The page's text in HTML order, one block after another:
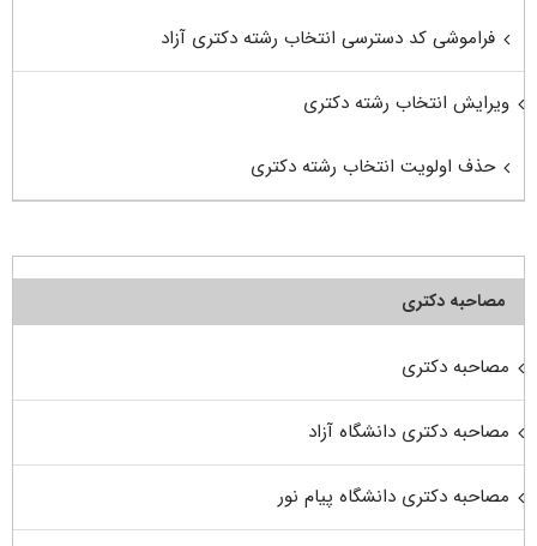
فراموشی کد دسترسی انتخاب رشته دکتری آزاد
ویرایش انتخاب رشته دکتری
حذف اولویت انتخاب رشته دکتری
مصاحبه دکتری
مصاحبه دکتری
مصاحبه دکتری دانشگاه آزاد
مصاحبه دکتری دانشگاه پیام نور